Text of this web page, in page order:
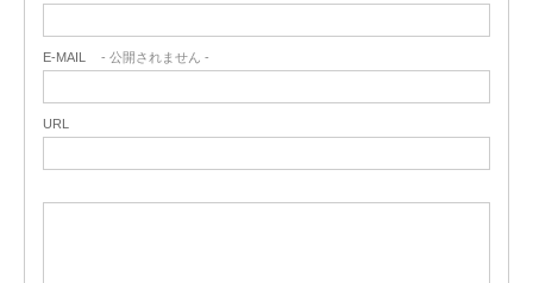
E-MAIL - 公開されません -
URL